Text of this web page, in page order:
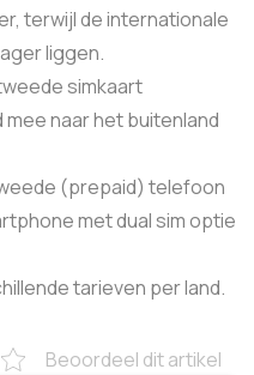
terwijl de internationale
liggen.
simkaart
naar het buitenland
(prepaid) telefoon
met dual sim optie
tarieven per land.
Beoordeel dit artikel